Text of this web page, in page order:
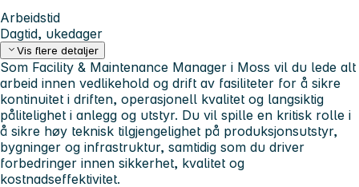
Arbeidstid
Dagtid, ukedager
Vis flere detaljer
Som Facility & Maintenance Manager i Moss vil du lede alt
arbeid innen vedlikehold og drift av fasiliteter for å sikre
kontinuitet i driften, operasjonell kvalitet og langsiktig
pålitelighet i anlegg og utstyr. Du vil spille en kritisk rolle i
å sikre høy teknisk tilgjengelighet på produksjonsutstyr,
bygninger og infrastruktur, samtidig som du driver
forbedringer innen sikkerhet, kvalitet og
kostnadseffektivitet.